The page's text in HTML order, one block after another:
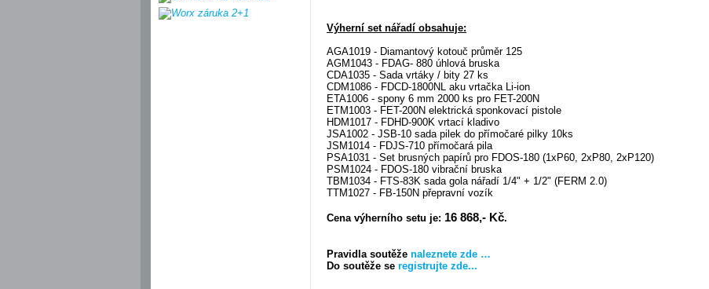
Výherní set nářadí obsahuje:
AGA1019 - Diamantový kotouč průměr 125
AGM1043 - FDAG- 880 úhlová bruska
CDA1035 - Sada vrtáky / bity 27 ks
CDM1086 - FDCD-1800NL aku vrtačka Li-ion
ETA1006 - spony 6 mm 2000 ks pro FET-200N
ETM1003 - FET-200N elektrická sponkovací pistole
HDM1017 - FDHD-900K vrtací kladivo
JSA1002 - JSB-10 sada pilek do přímočaré pilky 10ks
JSM1014 - FDJS-710 přímočará pila
PSA1031 - Set brusných papírů pro FDOS-180 (1xP60, 2xP80, 2xP120)
PSM1024 - FDOS-180 vibrační bruska
TBM1034 - FTS-83K sada gola nářadí 1/4" + 1/2" (FERM 2.0)
TTM1027 - FB-150N přepravní vozík
Cena výherního setu je: 16 868,- Kč.
Pravidla soutěže naleznete zde …
Do soutěže se registrujte zde...